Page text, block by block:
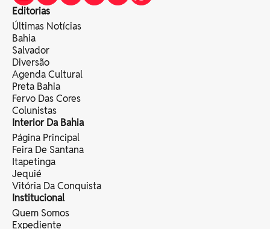
Editorias
Últimas Notícias
Bahia
Salvador
Diversão
Agenda Cultural
Preta Bahia
Fervo Das Cores
Colunistas
Interior Da Bahia
Página Principal
Feira De Santana
Itapetinga
Jequié
Vitória Da Conquista
Institucional
Quem Somos
Expediente